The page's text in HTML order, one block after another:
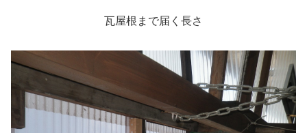
瓦屋根まで届く長さ